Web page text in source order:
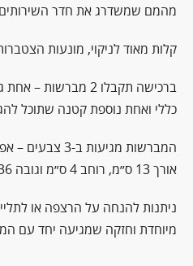
מהמם שמשדרג את חדר
קלות מאוד לניקוי, מונעות
ברכישה תקבלו 2
כללי ואחת נוספת קטנה שתוכל
המברשות מגיעות
אורך 13 ס״מ, רוחב 4 ס״מ וגובה 36 ס״מ.
ניתנות להנחה על הרצפה או
מיוחדת וחזקה שמגיעה יחד עם